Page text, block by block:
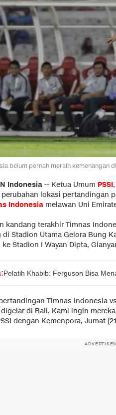
belum pernah meraih kemenangan
Indonesia -- Ketua Umum PSSI
lokasi pertandingan
Indonesia melawan Uni
kandang terakhir Timnas
Stadion Utama Gelora Bung
Stadion I Wayan Dipta,
Pelatih Khabib: Ferguson Bisa
Timnas Indonesia
di Bali. Kami ingin
dengan Kemenpora, Jumat